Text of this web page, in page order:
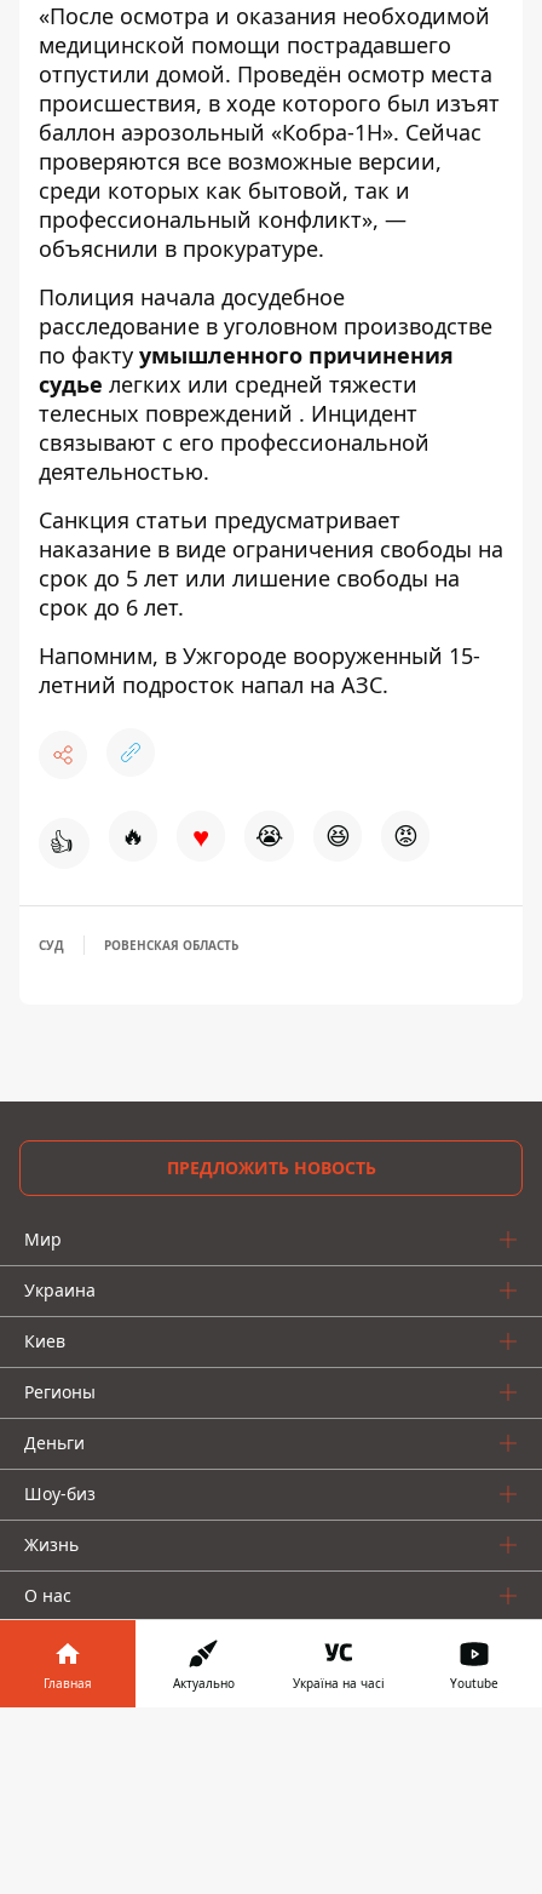
«После осмотра и оказания необходимой
медицинской помощи пострадавшего
отпустили домой. Проведён осмотр места
происшествия, в ходе которого был изъят
баллон аэрозольный «Кобра-1Н». Сейчас
проверяются все возможные версии,
среди которых как бытовой, так и
профессиональный конфликт», —
объяснили в прокуратуре.
Полиция начала досудебное
расследование в уголовном производстве
по факту умышленного причинения
судье легких или средней тяжести
телесных повреждений . Инцидент
связывают с его профессиональной
деятельностью.
Санкция статьи предусматривает
наказание в виде ограничения свободы на
срок до 5 лет или лишение свободы на
срок до 6 лет.
Напомним, в Ужгороде вооруженный 15-
летний подросток напал на АЗС.
👍 🔥 ♥ 😭 😆 😡
СУД РОВЕНСКАЯ ОБЛАСТЬ
ПРЕДЛОЖИТЬ НОВОСТЬ
Мир
Украина
Киев
Регионы
Деньги
Шоу-биз
Жизнь
О нас
Главная Актуально Україна на часі Youtube